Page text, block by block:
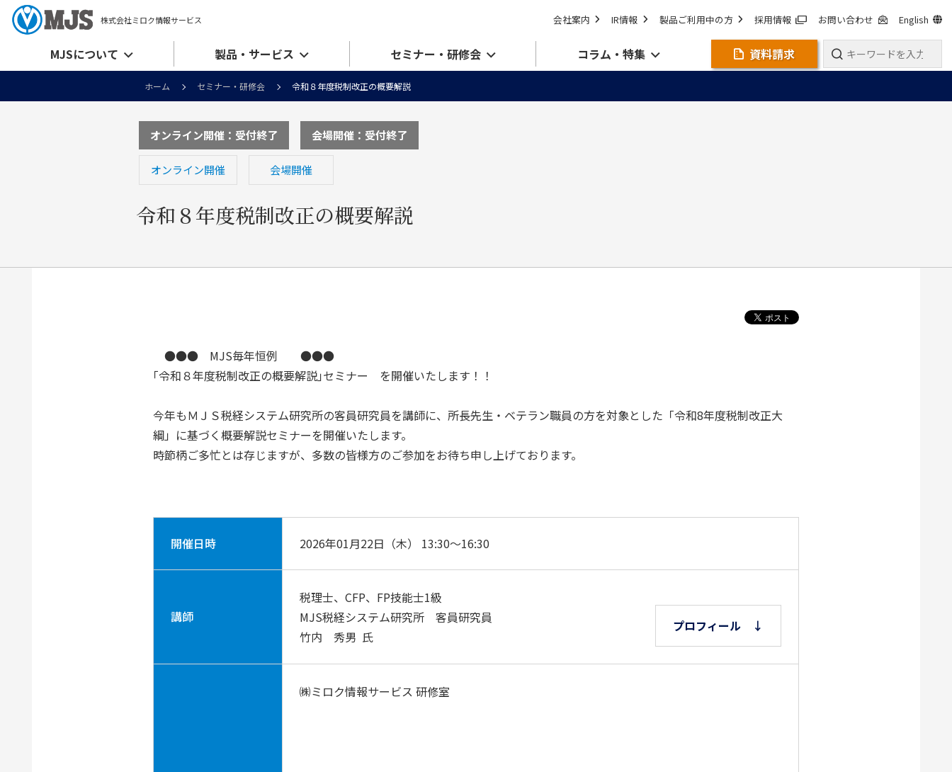
株式会社ミロク情報サービス 会社案内 IR情報 製品ご利用中の方 採用情報 お問い合わせ English
MJSについて 製品・サービス セミナー・研修会 コラム・特集 資料請求
ホーム セミナー・研修会 令和８年度税制改正の概要解説
オンライン開催：受付終了 会場開催：受付終了
オンライン開催 会場開催
令和８年度税制改正の概要解説
●●● MJS毎年恒例 ●●●
｢令和８年度税制改正の概要解説｣セミナー を開催いたします！！
今年もＭＪＳ税経システム研究所の客員研究員を講師に、所長先生・ベテラン職員の方を対象とした「令和8年度税制改正大
綱」に基づく概要解説セミナーを開催いたします。
時節柄ご多忙とは存じますが、多数の皆様方のご参加をお待ち申し上げております。
開催日時 2026年01月22日（木） 13:30～16:30
講師
税理士、CFP、FP技能士1級
MJS税経システム研究所 客員研究員
竹内 秀男 氏
プロフィール ↓
㈱ミロク情報サービス 研修室